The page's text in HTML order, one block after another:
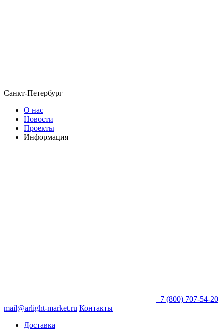
Санкт-Петербург
О нас
Новости
Проекты
Информация
+7 (800) 707-54-20
mail@arlight-market.ru Контакты
Доставка